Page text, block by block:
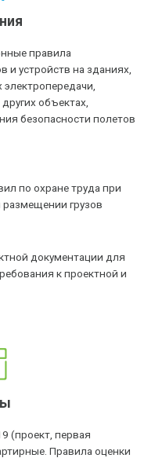
правила
устройств на зданиях,
объектах,
безопасности полетов
по охране труда при
размещении грузов
документации для
к проектной и
(проект, первая
Правила оценки